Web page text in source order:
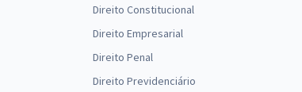
Direito Constitucional
Direito Empresarial
Direito Penal
Direito Previdenciário